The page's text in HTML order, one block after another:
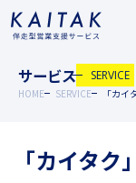
サービス SERVICE
HOME SERVICE 「カ
「カイタ